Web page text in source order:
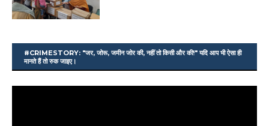
#CRIMESTORY: "जर, जोरू, जमीन जोर की, नहीं तो किसी और की!" यदि आप भी ऐसा ही
मानते हैं तो रुक जाइए।